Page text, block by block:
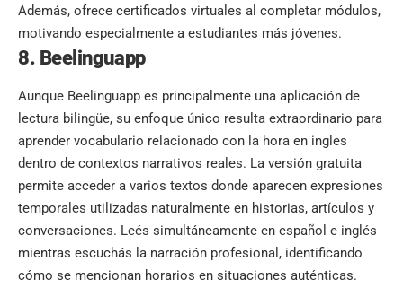
Además, ofrece certificados virtuales al completar módulos,
motivando especialmente a estudiantes más jóvenes.
8. Beelinguapp
Aunque Beelinguapp es principalmente una aplicación de
lectura bilingüe, su enfoque único resulta extraordinario para
aprender vocabulario relacionado con la hora en ingles
dentro de contextos narrativos reales. La versión gratuita
permite acceder a varios textos donde aparecen expresiones
temporales utilizadas naturalmente en historias, artículos y
conversaciones. Leés simultáneamente en español e inglés
mientras escuchás la narración profesional, identificando
cómo se mencionan horarios en situaciones auténticas.